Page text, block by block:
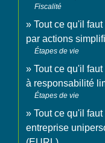
Fiscalité
Tout ce qu'il
par actions
Étapes de vie
Tout ce qu'il
à responsabilité
Étapes de vie
Tout ce qu'il
entreprise